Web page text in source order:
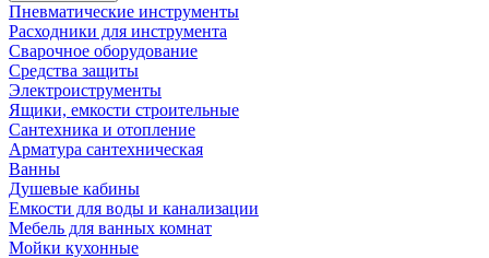
Пневматические инструменты
Расходники для инструмента
Сварочное оборудование
Средства защиты
Электроиструменты
Ящики, емкости строительные
Сантехника и отопление
Арматура сантехническая
Ванны
Душевые кабины
Емкости для воды и канализации
Мебель для ванных комнат
Мойки кухонные